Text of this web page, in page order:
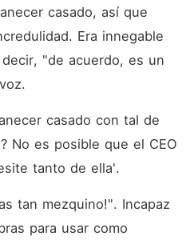
casado, así que
Era innegable
"de acuerdo, es un
casado con tal de
No es posible que el CEO
tanto de ella'.
tan mezquino!". Incapaz
para usar como